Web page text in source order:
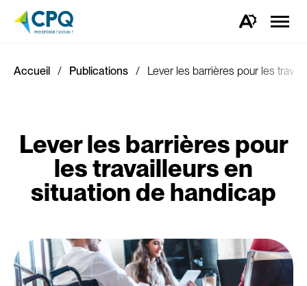
Ouvrez
d'accessibilité.
la
Accueil Publications Lever les barrières pour les
Lever les barrières pour
les travailleurs en
situation de handicap